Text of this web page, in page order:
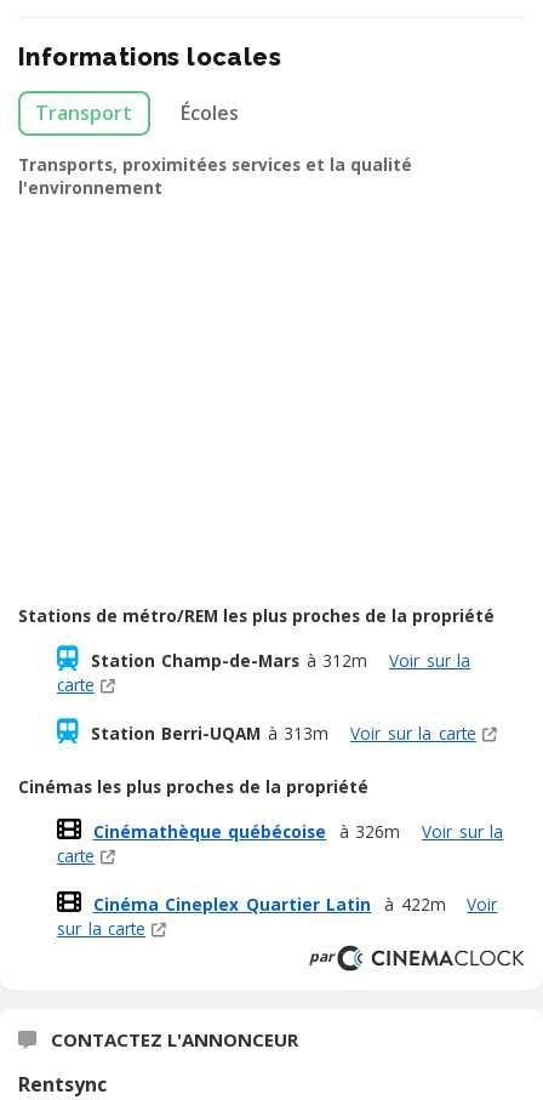
Informations locales
Transport Écoles
Transports, proximitées services et la qualité
l'environnement
Stations de métro/REM les plus proches de la propriété
Station Champ-de-Mars à 312m
Voir sur la
carte
Station Berri-UQAM à 313m Voir sur la carte
Cinémas les plus proches de la propriété
Cinémathèque québécoise
à 326m
Voir sur la
carte
Cinéma Cineplex Quartier Latin à 422m
Voir
sur la carte
par
CONTACTEZ L'ANNONCEUR
Rentsync